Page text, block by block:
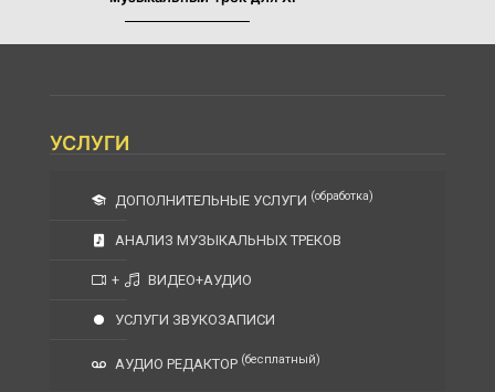
УСЛУГИ
ДОПОЛНИТЕЛЬНЫЕ УСЛУГИ (обработка)
АНАЛИЗ МУЗЫКАЛЬНЫХ ТРЕКОВ
+ ВИДЕО+АУДИО
УСЛУГИ ЗВУКОЗАПИСИ
АУДИО РЕДАКТОР (бесплатный)